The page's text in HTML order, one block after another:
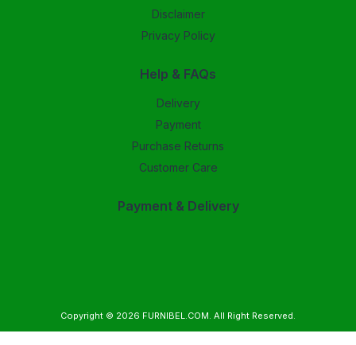
Disclaimer
Privacy Policy
Help & FAQs
Delivery
Payment
Purchase Returns
Customer Care
Payment & Delivery
Copyright © 2026 FURNIBEL.COM. All Right Reserved.